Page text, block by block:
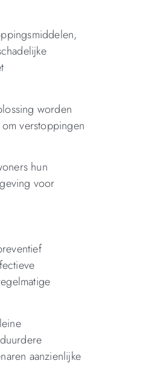
worden
verstoppingen
hun
voor
aanzienlijke